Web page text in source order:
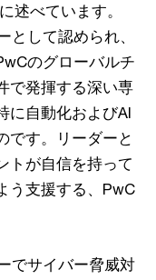
述べています。
として認められ、
のグローバルチ
で発揮する深い専
に自動化およびAI
です。リーダーと
トが自信を持って
う支援する、PwC
でサイバー脅威対